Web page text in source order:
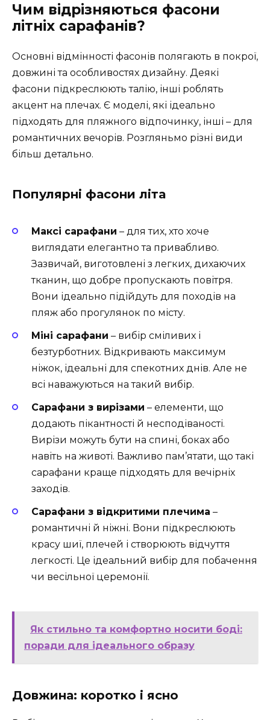
Чим відрізняються фасони
літніх сарафанів?
Основні відмінності фасонів полягають в покрої,
довжині та особливостях дизайну. Деякі
фасони підкреслюють талію, інші роблять
акцент на плечах. Є моделі, які ідеально
підходять для пляжного відпочинку, інші – для
романтичних вечорів. Розгляньмо різні види
більш детально.
Популярні фасони літа
Максі сарафани – для тих, хто хоче
виглядати елегантно та привабливо.
Зазвичай, виготовлені з легких, дихаючих
тканин, що добре пропускають повітря.
Вони ідеально підійдуть для походів на
пляж або прогулянок по місту.
Міні сарафани – вибір сміливих і
безтурботних. Відкривають максимум
ніжок, ідеальні для спекотних днів. Але не
всі наважуються на такий вибір.
Сарафани з вирізами – елементи, що
додають пікантності й несподіваності.
Вирізи можуть бути на спині, боках або
навіть на животі. Важливо пам’ятати, що такі
сарафани краще підходять для вечірніх
заходів.
Сарафани з відкритими плечима –
романтичні й ніжні. Вони підкреслюють
красу шиї, плечей і створюють відчуття
легкості. Це ідеальний вибір для побачення
чи весільної церемонії.
Як стильно та комфортно носити боді:
поради для ідеального образу
Довжина: коротко і ясно